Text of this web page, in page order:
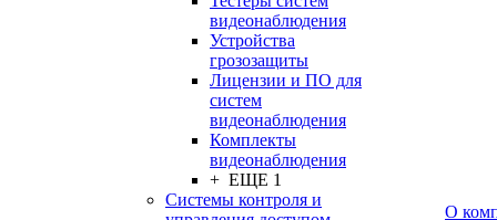
видеонаблюдения
Устройства
грозозащиты
Лицензии и ПО для
систем
видеонаблюдения
Комплекты
видеонаблюдения
+ ЕЩЕ 1
Системы контроля и
О